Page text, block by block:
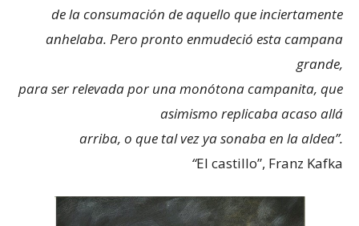
de la consumación de aquello que inciertamente
anhelaba. Pero pronto enmudeció esta campana
grande,
para ser relevada por una monótona campanita, que
asimismo replicaba acaso allá
arriba, o que tal vez ya sonaba en la aldea”.
“El castillo”, Franz Kafka